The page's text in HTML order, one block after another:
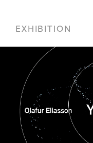
EXHIBITION